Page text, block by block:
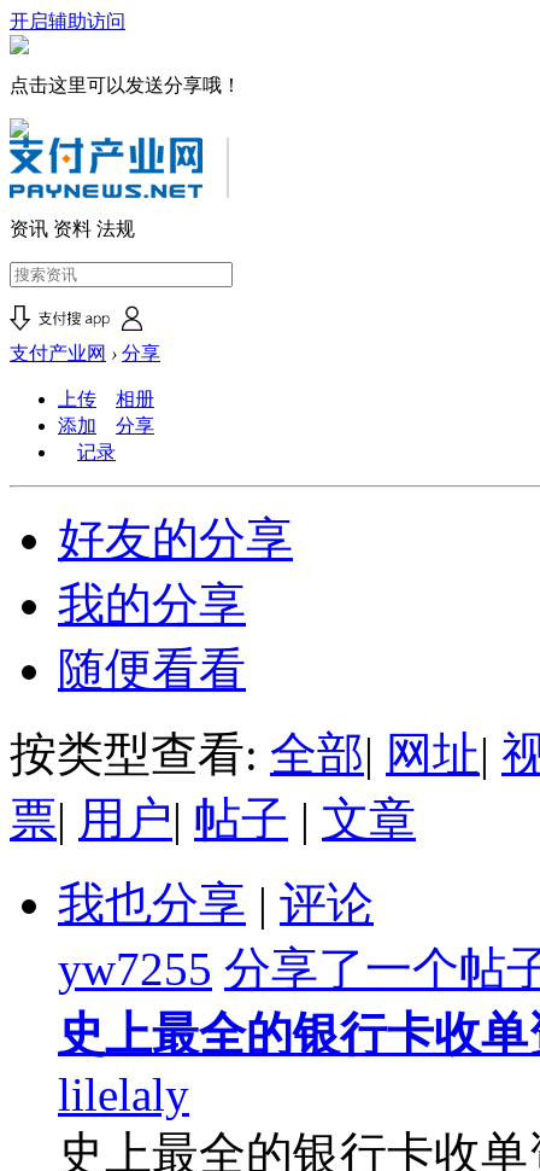
开启辅助访问
点击这里可以发送分享哦！
资讯 资料 法规
支付产业网 › 分享
上传
相册
添加
分享
记录
好友的分享
我的分享
随便看看
按类型查看: 全部| 网址|
票| 用户| 帖子 | 文章
我也分享 | 评论
yw7255 分享了一个帖
史上最全的银行卡收
lilelaly
史上最全的银行卡收